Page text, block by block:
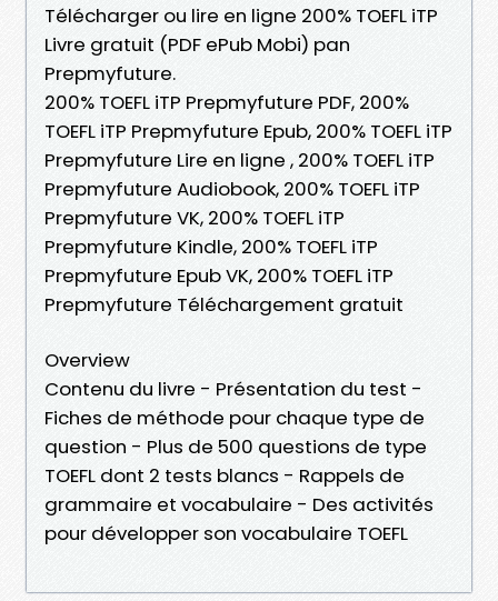
Télécharger ou lire en ligne 200% TOEFL iTP
Livre gratuit (PDF ePub Mobi) pan
Prepmyfuture.
200% TOEFL iTP Prepmyfuture PDF, 200%
TOEFL iTP Prepmyfuture Epub, 200% TOEFL iTP
Prepmyfuture Lire en ligne , 200% TOEFL iTP
Prepmyfuture Audiobook, 200% TOEFL iTP
Prepmyfuture VK, 200% TOEFL iTP
Prepmyfuture Kindle, 200% TOEFL iTP
Prepmyfuture Epub VK, 200% TOEFL iTP
Prepmyfuture Téléchargement gratuit
Overview
Contenu du livre - Présentation du test -
Fiches de méthode pour chaque type de
question - Plus de 500 questions de type
TOEFL dont 2 tests blancs - Rappels de
grammaire et vocabulaire - Des activités
pour développer son vocabulaire TOEFL